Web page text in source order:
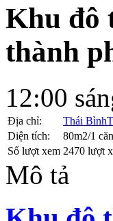
Khu đô
thành
12:00
Địa chỉ: Thái Bình
Diện tích:
80m2/1
Số lượt xem 2470 lượt
Mô tả